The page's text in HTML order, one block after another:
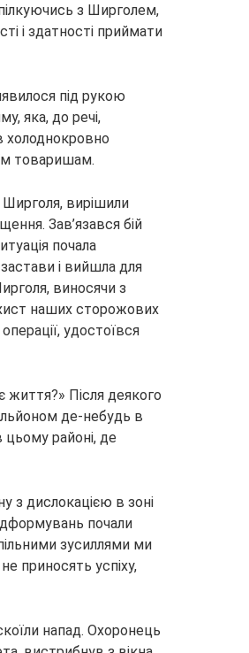
з Ширголем,
і здатності приймати
під рукою
яка, до речі,
холоднокровно
товаришам.
вирішили
Зав’язався бій
почала
і вийшла для
виносячи з
наших сторожових
удостоївся
життя?» Після деякого
де-небудь в
районі, де
з дислокацією в зоні
почали
зусиллями ми
приносять успіху,
напад. Охоронець